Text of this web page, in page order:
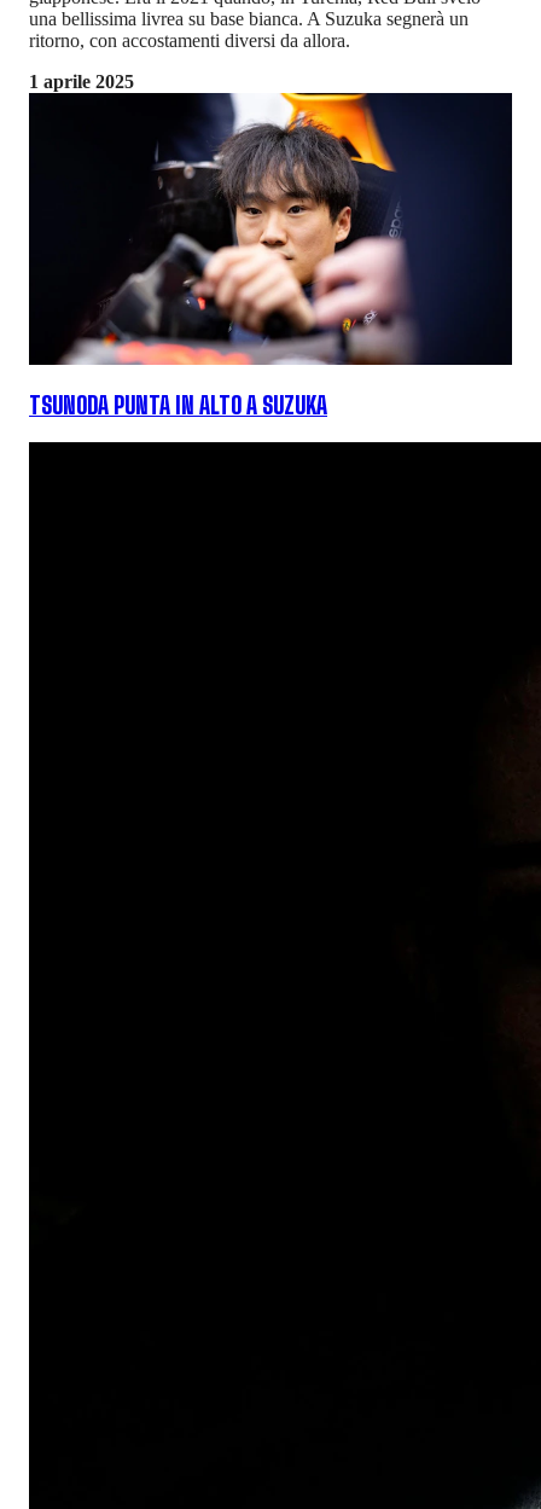
una bellissima livrea su base bianca. A Suzuka segnerà un
ritorno, con accostamenti diversi da allora.
1 aprile 2025
TSUNODA PUNTA IN ALTO A SUZUKA